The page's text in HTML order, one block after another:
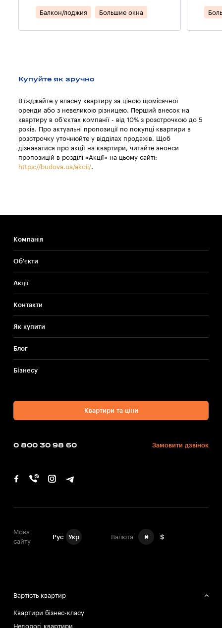
Балкон/лоджия Большие окна
Купуйте як зручно
В'їжджайте у власну квартиру за ціною щомісячної
оренди або з невеликою різницею. Перший внесок на
квартиру в об'єктах компанії - від 10% з розстрочкою до 5
років. Про актуальні пропозиції по покупці квартири в
розстрочку уточнюйте у відділах продажів. Щоб
дізнаватися про акції на квартири, читайте анонси
пропозицій в розділі «Акції» на цьому сайті:
https://budova.ua/akcii/.
Компанія
Об'єкти
Акції
Контакти
Як купити
Блог
Бiзнесу
Квартири та ціни
0 800 30 98 60 Замовити дзвінок
Мова
сайту
Рус Укр Валюта ₴ $
Вартість квартир
Квартири бізнес-класу
Недорогі квартири